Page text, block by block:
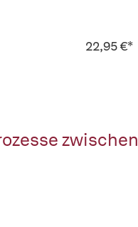
22,95 €*
zwischen